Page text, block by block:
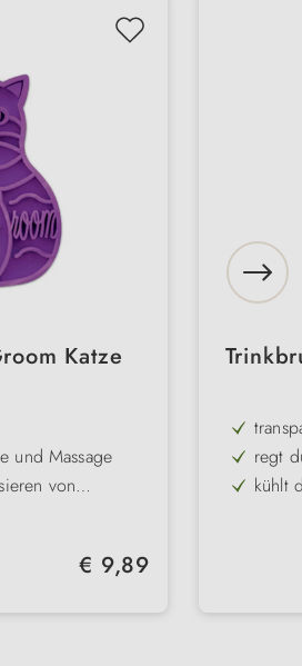
Katze
und Massage
von
Regulärer Preis:
€ 9,89
regt
kühlt